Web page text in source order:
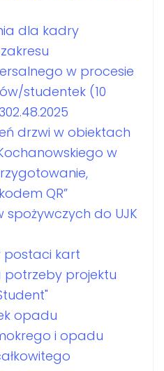
dla kadry
w procesie
studentek (10
drzwi w obiektach
w
QR”
spożywczych do UJK
kart
projektu
opadu
i opadu